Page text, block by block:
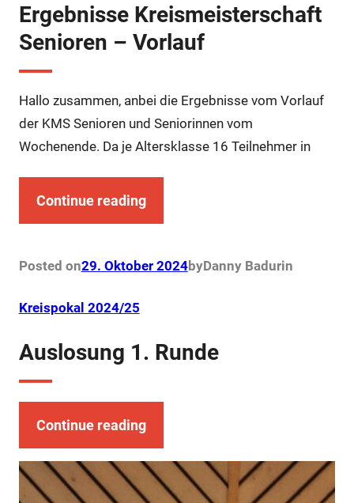
Ergebnisse Kreismeisterschaft
Senioren – Vorlauf
Hallo zusammen, anbei die Ergebnisse vom Vorlauf
der KMS Senioren und Seniorinnen vom
Wochenende. Da je Altersklasse 16 Teilnehmer in
Continue reading
Posted on29. Oktober 2024byDanny Badurin
Kreispokal 2024/25
Auslosung 1. Runde
Continue reading